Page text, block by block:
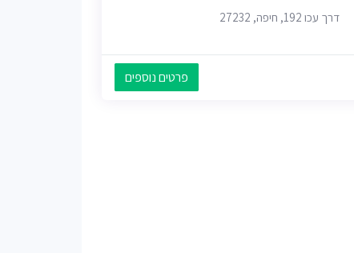
דרך עכו 192, חיפה, 27232
פרטים נוספים